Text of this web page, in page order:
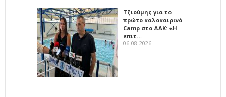
Τζιούμης για το
πρώτο καλοκαιρινό
Camp στο ΔΑΚ: «Η
επιτ…
06-08-2026